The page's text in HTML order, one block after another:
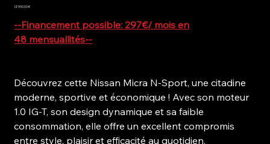
Prix
12 900,00 €
--Financement possible: 297€/ mois en
48 mensuallités--
Découvrez cette Nissan Micra N-Sport, une citadine
moderne, sportive et économique ! Avec son moteur
1.0 IG-T, son design dynamique et sa faible
consommation, elle offre un excellent compromis
entre style, plaisir et efficacité au quotidien.